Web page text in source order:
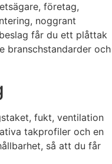
företag,
noggrant
får du ett plåttak
branschstandarder och
fukt, ventilation
takprofiler och en
så att du får